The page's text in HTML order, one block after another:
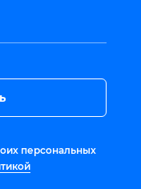
персональных